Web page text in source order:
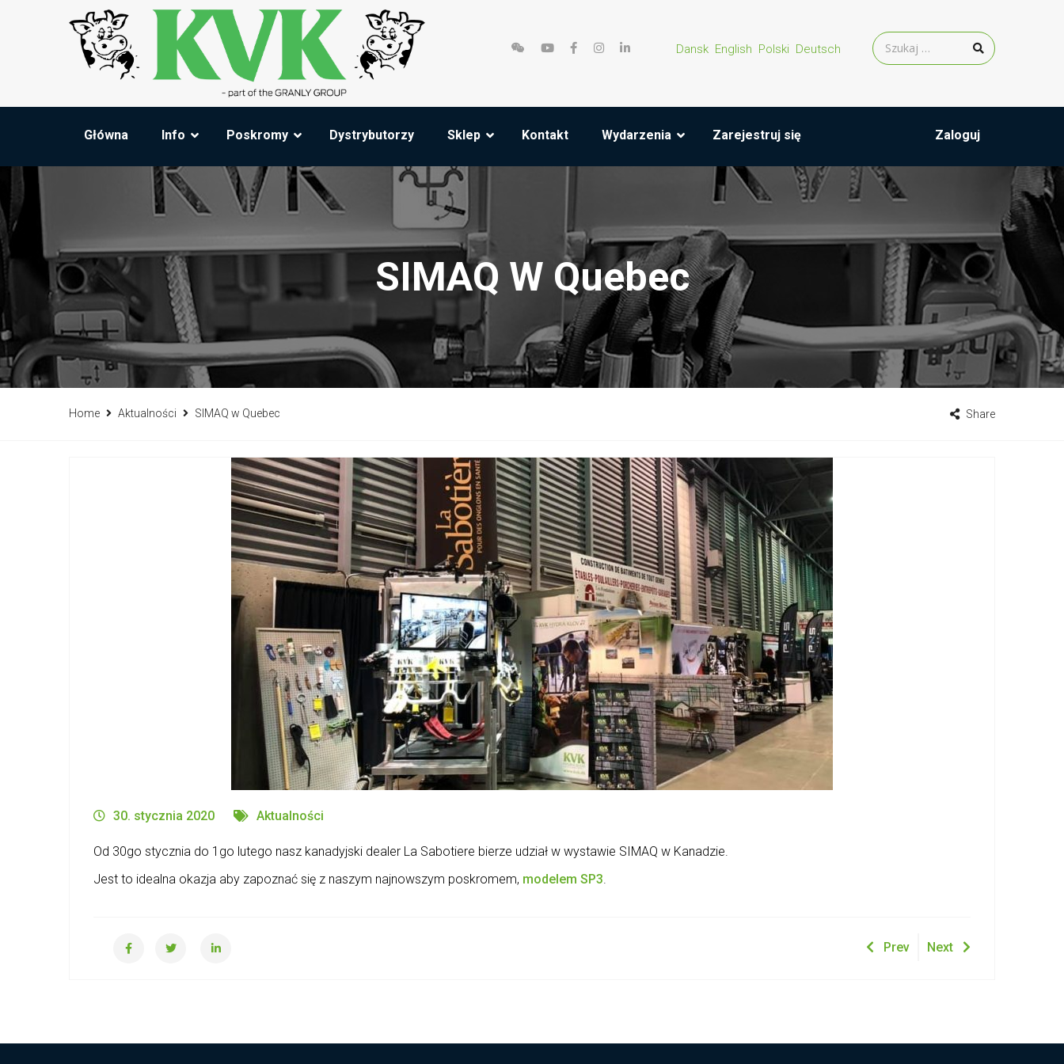
Dansk English Polski Deutsch
Główna Info
Warunki sprzedaży I
dostawy
Poskromy
KVK
Dystrybutorzy Sklep Kontakt Wydarzenia Zarejestruj się Zaloguj
SIMAQ W Quebec
Home Aktualności SIMAQ w Quebec Share
30. stycznia 2020 Aktualności
Od 30go stycznia do 1go lutego nasz kanadyjski dealer La Sabotiere bierze udział w wystawie SIMAQ w Kanadzie.
Jest to idealna okazja aby zapoznać się z naszym najnowszym poskromem, modelem SP3.
Prev Next